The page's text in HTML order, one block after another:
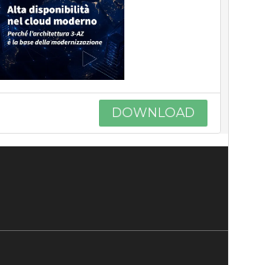
DOWNLOAD